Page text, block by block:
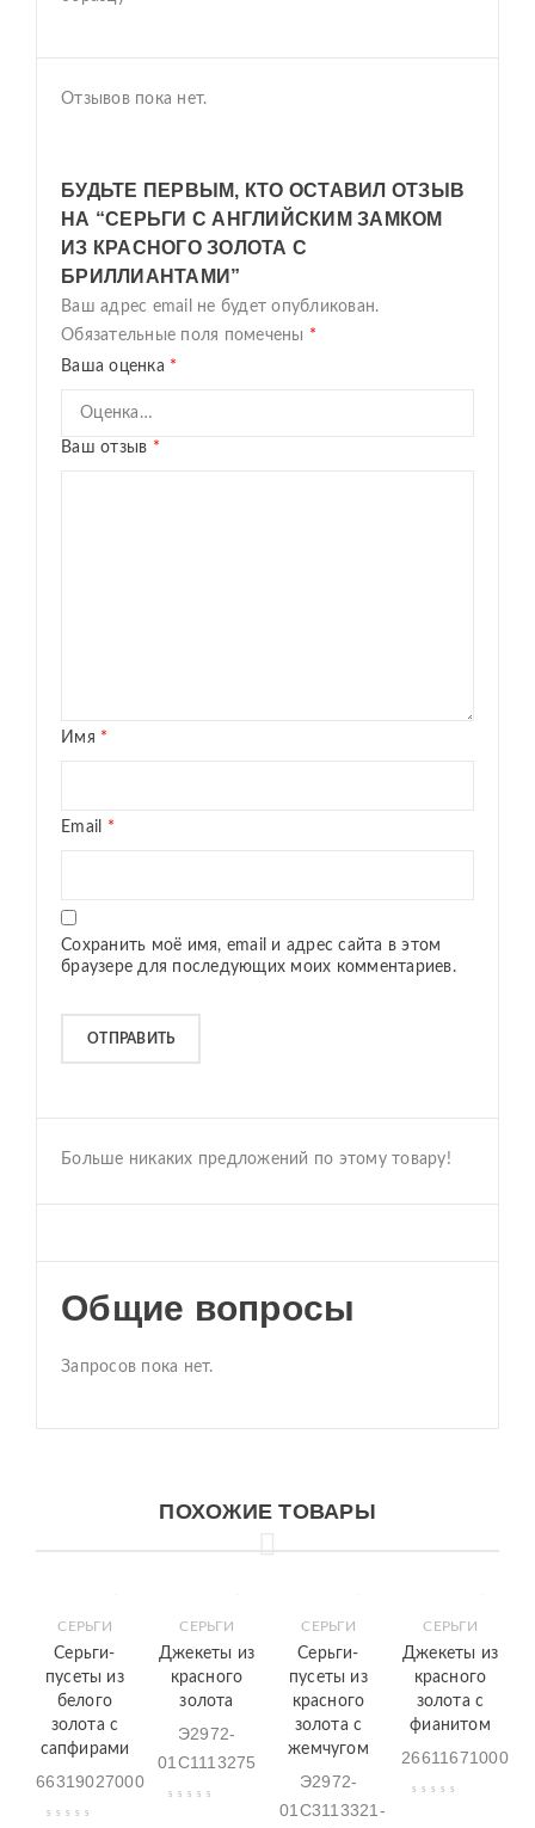
Отзывов пока нет.
БУДЬТЕ ПЕРВЫМ, КТО ОСТАВИЛ ОТЗЫВ
НА “СЕРЬГИ С АНГЛИЙСКИМ ЗАМКОМ
ИЗ КРАСНОГО ЗОЛОТА С
БРИЛЛИАНТАМИ”
Ваш адрес email не будет опубликован.
Обязательные поля помечены *
Ваша оценка *
Ваш отзыв *
Имя *
Email *
Сохранить моё имя, email и адрес сайта в этом
браузере для последующих моих комментариев.
Больше никаких предложений по этому товару!
Общие вопросы
Запросов пока нет.
ПОХОЖИЕ ТОВАРЫ
СЕРЬГИ
Серьги-
пусеты из
белого
золота с
сапфирами
66319027000
СЕРЬГИ
Джекеты из
красного
золота
Э2972-
01С1113275
СЕРЬГИ
Серьги-
пусеты из
красного
золота с
жемчугом
Э2972-
01С3113321-
СЕРЬГИ
Джекеты из
красного
золота с
фианитом
26611671000